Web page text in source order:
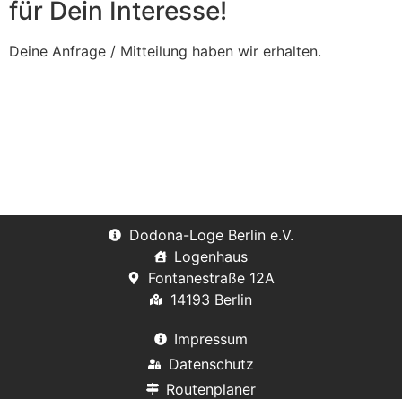
für Dein Interesse!
Deine Anfrage / Mitteilung haben wir erhalten.
Dodona-Loge Berlin e.V.
Logenhaus
Fontanestraße 12A
14193 Berlin
Impressum
Datenschutz
Routenplaner